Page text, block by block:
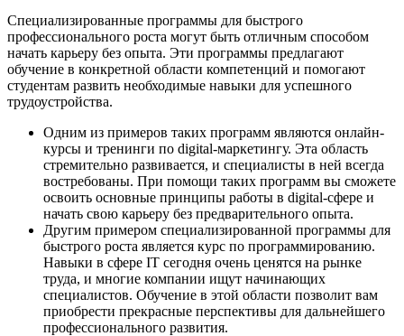
Специализированные программы для быстрого
профессионального роста могут быть отличным способом
начать карьеру без опыта. Эти программы предлагают
обучение в конкретной области компетенций и помогают
студентам развить необходимые навыки для успешного
трудоустройства.
Одним из примеров таких программ являются онлайн-
курсы и тренинги по digital-маркетингу. Эта область
стремительно развивается, и специалисты в ней всегда
востребованы. При помощи таких программ вы сможете
освоить основные принципы работы в digital-сфере и
начать свою карьеру без предварительного опыта.
Другим примером специализированной программы для
быстрого роста является курс по программированию.
Навыки в сфере IT сегодня очень ценятся на рынке
труда, и многие компании ищут начинающих
специалистов. Обучение в этой области позволит вам
приобрести прекрасные перспективы для дальнейшего
профессионального развития.